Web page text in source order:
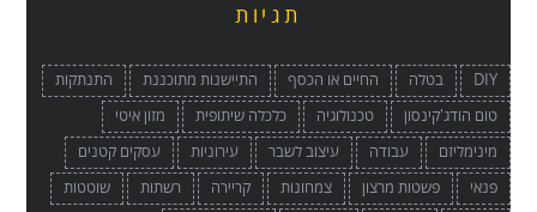
תגיות
DIY בטלה החיים או הכסף התיישנות מתוכננת
התנתקות
טום הודג'קינסון
טכנולוגיה כלכלה שיתופית
מזון איטי
מינימליזם
עבודה עיצוב לשבר עירוניות
עסקים קטנים
פנאי
פשטות מרצון צמחונות קריירה רשתות
שוטטות